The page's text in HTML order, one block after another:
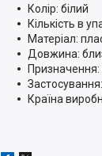
Колір: білий
Кількість в
Матеріал:
Довжина:
Призначення:
Країна